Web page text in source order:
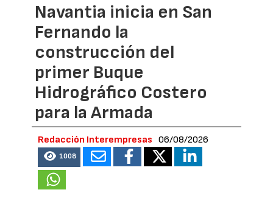
Navantia inicia en San
Fernando la
construcción del
primer Buque
Hidrográfico Costero
para la Armada
Redacción Interempresas 06/08/2026
1008